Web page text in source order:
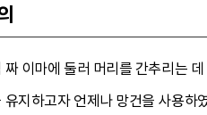
짜 이마에 둘러 머리를 간추리는
유지하고자 언제나 망건을 사용하